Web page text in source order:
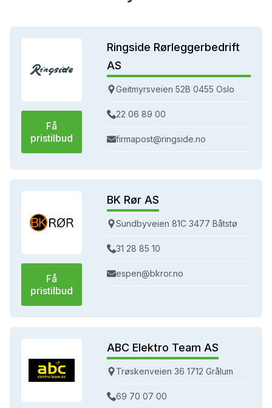
Få
pristilbud
Ringside Rørleggerbedrift
AS
Geitmyrsveien 52B 0455 Oslo
22 06 89 00
firmapost@ringside.no
Få
pristilbud
BK Rør AS
Sundbyveien 81C 3477 Båtstø
31 28 85 10
espen@bkror.no
ABC Elektro Team AS
Trøskenveien 36 1712 Grålum
69 70 07 00